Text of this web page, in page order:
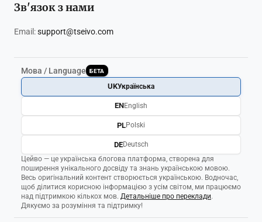
Зв'язок з нами
Email:support@tseivo.com
Мова / Language БЕТА
Цейво — це українська блогова платформа, створена для
поширення унікального досвіду та знань українською мовою.
Весь оригінальний контент створюється українською. Водночас,
щоб ділитися корисною інформацією з усім світом, ми працюємо
над підтримкою кількох мов. Детальніше про переклади.
Дякуємо за розуміння та підтримку!
UKУкраїнська
ENEnglish
PLPolski
DEDeutsch